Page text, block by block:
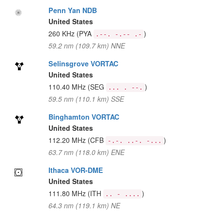
Penn Yan NDB
United States
260 KHz (PYA .--. -.-- .- )
59.2 nm (109.7 km) NNE
Selinsgrove VORTAC
United States
110.40 MHz (SEG ... . --. )
59.5 nm (110.1 km) SSE
Binghamton VORTAC
United States
112.20 MHz (CFB -.-. ..-. -... )
63.7 nm (118.0 km) ENE
Ithaca VOR-DME
United States
111.80 MHz (ITH .. - .... )
64.3 nm (119.1 km) NE